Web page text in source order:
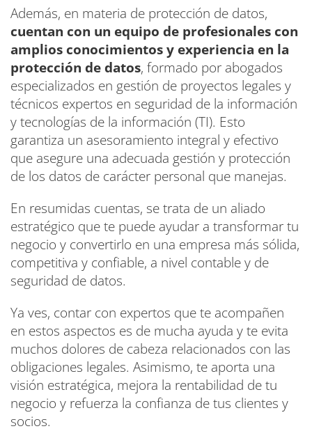
Además, en materia de protección de datos,
cuentan con un equipo de profesionales con
amplios conocimientos y experiencia en la
protección de datos, formado por abogados
especializados en gestión de proyectos legales y
técnicos expertos en seguridad de la información
y tecnologías de la información (TI). Esto
garantiza un asesoramiento integral y efectivo
que asegure una adecuada gestión y protección
de los datos de carácter personal que manejas.
En resumidas cuentas, se trata de un aliado
estratégico que te puede ayudar a transformar tu
negocio y convertirlo en una empresa más sólida,
competitiva y confiable, a nivel contable y de
seguridad de datos.
Ya ves, contar con expertos que te acompañen
en estos aspectos es de mucha ayuda y te evita
muchos dolores de cabeza relacionados con las
obligaciones legales. Asimismo, te aporta una
visión estratégica, mejora la rentabilidad de tu
negocio y refuerza la confianza de tus clientes y
socios.